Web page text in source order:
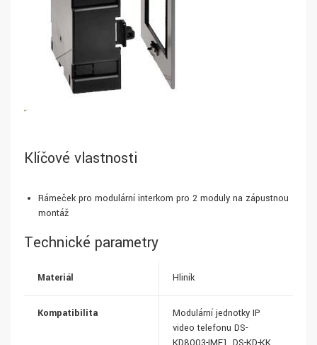
Klíčové vlastnosti
Rámeček pro modulární interkom pro 2 moduly na zápustnou
montáž
Technické parametry
Materiál Hliník
Kompatibilita
Modulární jednotky IP
video telefonu DS-